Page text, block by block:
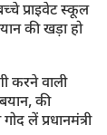
प्राइवेट स्कूल
की खड़ा हो
करने वाली
की
लें प्रधानमंत्री